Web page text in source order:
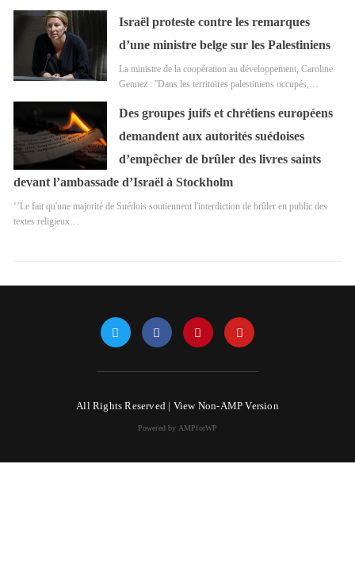
Israël proteste contre les remarques
d’une ministre belge sur les Palestiniens
La ministre de la coopération au développement, Caroline
Gennez : ''Dans les territoires palestiniens occupés,…
Des groupes juifs et chrétiens européens
demandent aux autorités suédoises
d’empêcher de brûler des livres saints
devant l’ambassade d’Israël à Stockholm
‘’Le fait qu'une majorité de Suédois soutiennent l'interdiction de brûler en public des
textes religieux…
All Rights Reserved | View Non-AMP Version
Powered by AMPforWP